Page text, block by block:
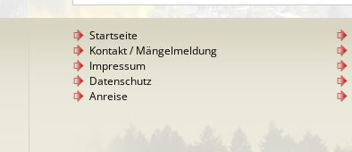
Startseite
Kontakt / Mängelmeldung
Impressum
Datenschutz
Anreise